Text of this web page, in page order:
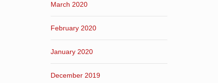
March 2020
February 2020
January 2020
December 2019